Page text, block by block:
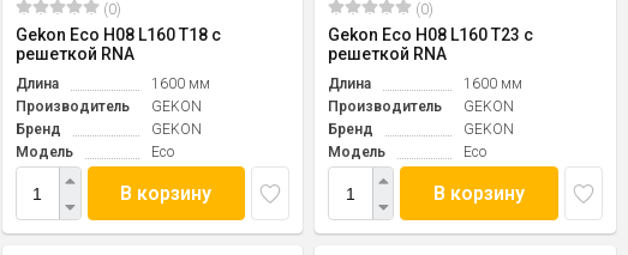
(0)
Gekon Eco H08 L160 T18 с
решеткой RNA
Длина
1600 мм
Производитель
GEKON
Бренд
GEKON
Модель
Eco
В корзину
(0)
Gekon Eco H08 L160 T23 с
решеткой RNA
Длина
1600 мм
Производитель
GEKON
Бренд
GEKON
Модель
Eco
В корзину